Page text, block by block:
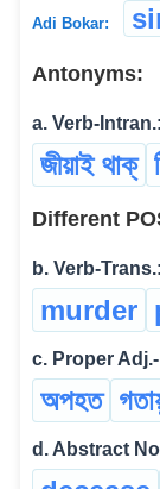
Adi Bokar:
Antonyms:
a. Verb-Intran.:
জীয়াই থাক্
Different
b. Verb-Trans.:
murder
c. Proper
অপহত
d. Abstract